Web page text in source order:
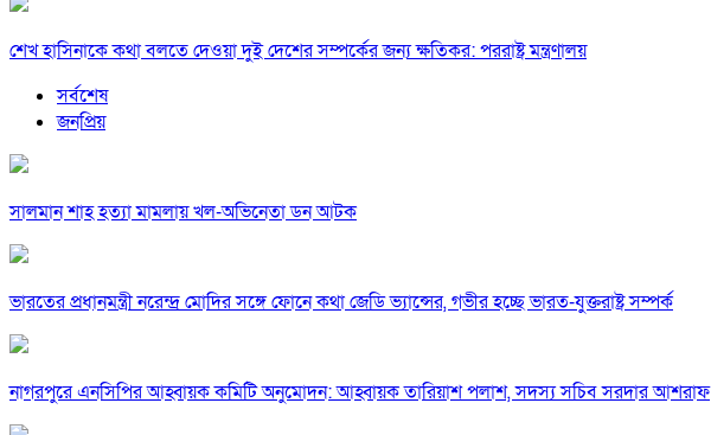
শেখ হাসিনাকে কথা বলতে দেওয়া দুই দেশের সম্পর্কের জন্য ক্ষতিকর: পররাষ্ট্র মন্ত্রণালয়
সর্বশেষ
জনপ্রিয়
সালমান শাহ হত্যা মামলায় খল-অভিনেতা ডন আটক
ভারতের প্রধানমন্ত্রী নরেন্দ্র মোদির সঙ্গে ফোনে কথা জেডি ভ্যান্সের, গভীর হচ্ছে ভারত-যুক্তরাষ্ট্র সম্পর্ক
নাগরপুরে এনসিপির আহ্বায়ক কমিটি অনুমোদন: আহ্বায়ক তারিয়াশ পলাশ, সদস্য সচিব সরদার আশরাফ